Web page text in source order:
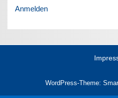
Anmelden
WordPress-Theme: